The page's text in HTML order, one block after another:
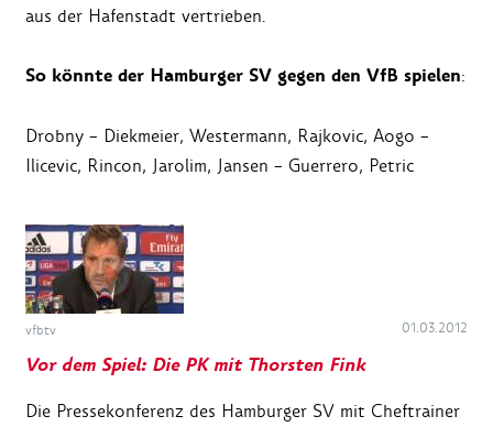
aus der Hafenstadt vertrieben.
So könnte der Hamburger SV gegen den VfB spielen:
Drobny – Diekmeier, Westermann, Rajkovic, Aogo –
Ilicevic, Rincon, Jarolim, Jansen – Guerrero, Petric
vfbtv 01.03.2012
Vor dem Spiel: Die PK mit Thorsten Fink
Die Pressekonferenz des Hamburger SV mit Cheftrainer